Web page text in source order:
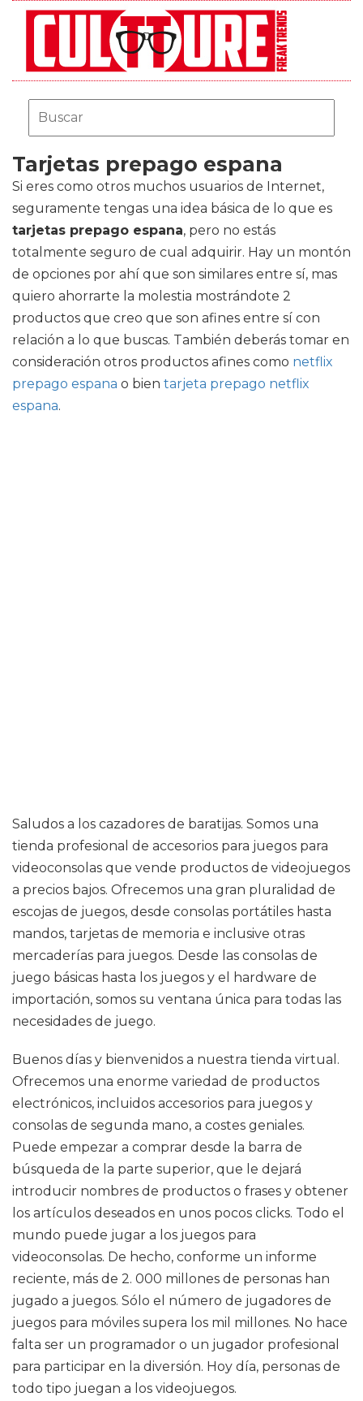
Tarjetas prepago espana
Si eres como otros muchos usuarios de Internet,
seguramente tengas una idea básica de lo que es
tarjetas prepago espana, pero no estás
totalmente seguro de cual adquirir. Hay un montón
de opciones por ahí que son similares entre sí, mas
quiero ahorrarte la molestia mostrándote 2
productos que creo que son afines entre sí con
relación a lo que buscas. También deberás tomar en
consideración otros productos afines como netflix
prepago espana o bien tarjeta prepago netflix
espana.
Saludos a los cazadores de baratijas. Somos una
tienda profesional de accesorios para juegos para
videoconsolas que vende productos de videojuegos
a precios bajos. Ofrecemos una gran pluralidad de
escojas de juegos, desde consolas portátiles hasta
mandos, tarjetas de memoria e inclusive otras
mercaderías para juegos. Desde las consolas de
juego básicas hasta los juegos y el hardware de
importación, somos su ventana única para todas las
necesidades de juego.
Buenos días y bienvenidos a nuestra tienda virtual.
Ofrecemos una enorme variedad de productos
electrónicos, incluidos accesorios para juegos y
consolas de segunda mano, a costes geniales.
Puede empezar a comprar desde la barra de
búsqueda de la parte superior, que le dejará
introducir nombres de productos o frases y obtener
los artículos deseados en unos pocos clicks. Todo el
mundo puede jugar a los juegos para
videoconsolas. De hecho, conforme un informe
reciente, más de 2. 000 millones de personas han
jugado a juegos. Sólo el número de jugadores de
juegos para móviles supera los mil millones. No hace
falta ser un programador o un jugador profesional
para participar en la diversión. Hoy día, personas de
todo tipo juegan a los videojuegos.